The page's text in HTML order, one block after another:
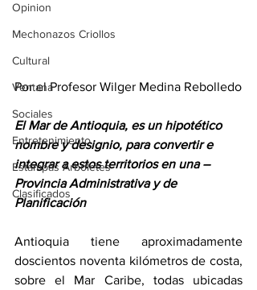
Opinion
Mechonazos Criollos
Cultural
Ventana
Sociales
Entretenimiento
Estampas Arboletes
Clasificados
Por el Profesor Wilger Medina Rebolledo
El Mar de Antioquia, es un hipotético
nombre y designio, para convertir e
integrar a estos territorios en una –
Provincia Administrativa y de
Planificación
Antioquia tiene aproximadamente
doscientos noventa kilómetros de costa,
sobre el Mar Caribe, todas ubicadas